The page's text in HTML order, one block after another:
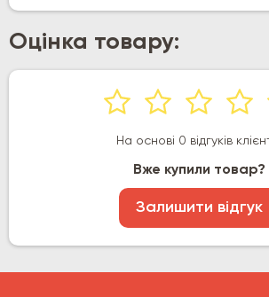
Оцінка товару:
На основі 0 відгуків
Вже купили товар?
Залишити відгук